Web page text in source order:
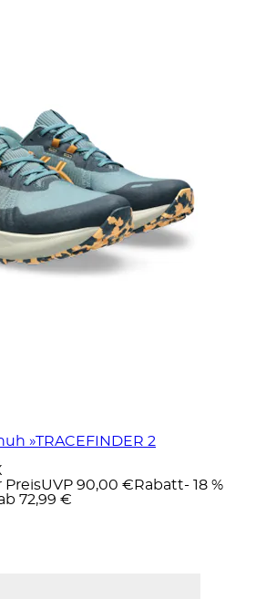
»TRACEFINDER 2
PreisUVP 90,00 € Rabatt- 18 %
72,99 €